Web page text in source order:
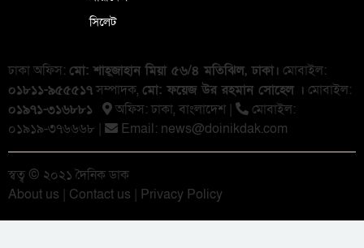
সিলেট
ঢাকা অফিস: মো: শাহ্জাহান মিয়া ৫৬/৪ মতিঝিল, ঢাকা। মোবাইল:
০১৮১১-৯৫৫৫১৭সম্পাদক, মো: ফয়েজ উর রহমান সোহেল । মোবাইল:
০১৯৭১-৩১৬৮৮১
অফিস: ঢাকা, বাংলা‌দেশ |
মোবাইল:
০১৯১৯-৩৭৬৬৬৮ |
Email: news@doinikdak.com
স্বত্ব © ২০২১ দৈনিক ডাক
About us | Contact us | Privacy Policy